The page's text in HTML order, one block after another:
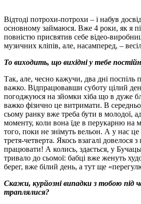
Відтоді потрохи-потрохи – і набув
основному займаюся. Вже 4 роки, як я
повністю присвятив себе відео-
музичних кліпів, але, насамперед, –
То виходить, що вихідні у тебе
Так, але, чесно кажучи, два дні поспіль
важко. Відпрацювавши суботу цілий
погоджуюся на зйомки хіба що в дуже
важко фізично це витримати. В
сьому ранку вже треба бути в молодої,
моменту, коли вона їде в перукарню на
того, поки не знімуть вельон. А у нас
третя-четверта. Якось взагалі довелося
працювати! А колись, здається, у
тривало до сьомої: бабці вже женуть
берег, вже білий день, а тут ще
Скажи, курйозні випадки з тобою під
траплялися?